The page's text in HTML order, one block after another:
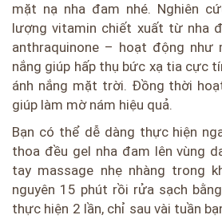
mặt nạ nha đam nhé. Nghiên
lượng vitamin chiết xuất từ nha
anthraquinone – hoạt động như
nắng giúp hấp thụ bức xạ tia cực
ánh nắng mặt trời. Đồng thời
giúp làm mờ nám hiệu quả.
Bạn có thể dễ dàng thực hiện
thoa đều gel nha đam lên vùng
tay massage nhẹ nhàng trong
nguyên 15 phút rồi rửa sạch
thực hiện 2 lần, chỉ sau vài tuần